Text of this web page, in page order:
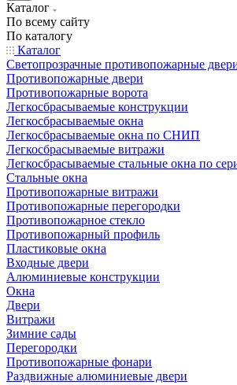
Каталог
По всему сайту
По каталогу
Каталог
Светопрозрачные противопожарные
Противопожарные двери
Противопожарные ворота
Легкосбрасываемые конструкции
Легкосбрасываемые окна
Легкосбрасываемые окна по СНИП
Легкосбрасываемые витражи
Легкосбрасываемые стальные окна по
Стальные окна
Противопожарные витражи
Противопожарные перегородки
Противопожарное стекло
Противопожарный профиль
Пластиковые окна
Входные двери
Алюминиевые конструкции
Окна
Двери
Витражи
Зимние сады
Перегородки
Противопожарные фонари
Раздвижные алюминиевые двери